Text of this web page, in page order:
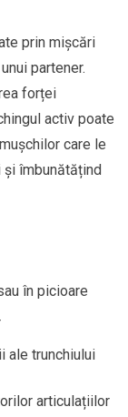
prin mișcări
partener.
forței
activ poate
care le
îmbunătățind
în picioare
ale trunchiului
articulațiilor